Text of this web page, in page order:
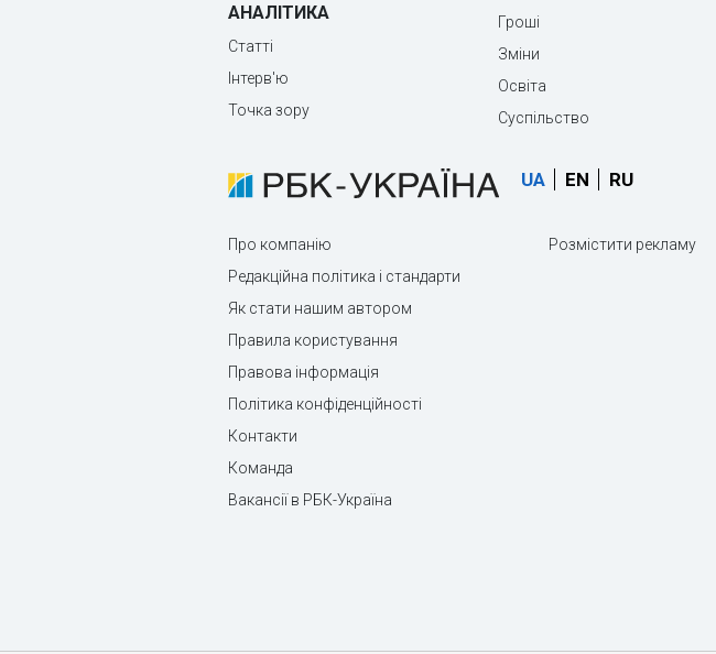
АНАЛІТИКА
Статті
Інтерв'ю
Точка зору
Гроші
Зміни
Освіта
Суспільство
UA EN RU
Про компанію
Редакційна політика і стандарти
Як стати нашим автором
Правила користування
Правова інформація
Політика конфіденційності
Контакти
Команда
Вакансії в РБК-Україна
Розмістити рекламу